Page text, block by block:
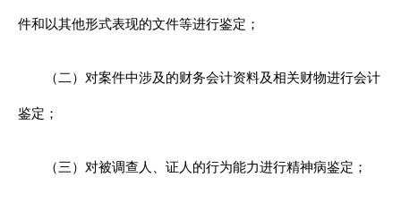
件和以其他形式表现的文件等进行鉴定；
（二）对案件中涉及的财务会计资料及相关财物进行会计
鉴定；
（三）对被调查人、证人的行为能力进行精神病鉴定；